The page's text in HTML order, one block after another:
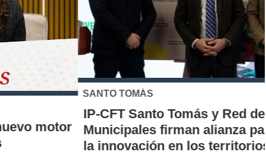
SANTO TOMÁS
IP-CFT Santo Tomás y Red de Hubs
Municipales firman alianza para impulsar
la innovación en los territorios